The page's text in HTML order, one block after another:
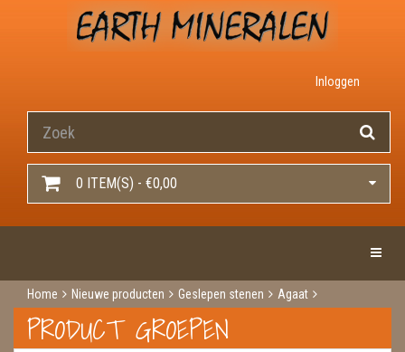
Inloggen
0 ITEM(S) - €0,00
Home Nieuwe producten Geslepen stenen
Agaat
Agaatschijf teal dun
PRODUCT GROEPEN